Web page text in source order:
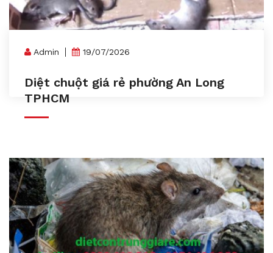
Admin 19/07/2026
Diệt chuột giá rẻ phường An Long
TPHCM